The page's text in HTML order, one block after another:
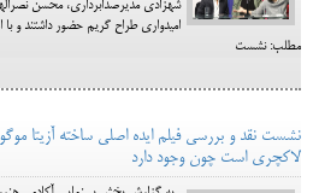
شهزادی مدیرصدابرداری، محسن
امیدواری طراح گریم حضور داشتند و
مطلب: نشست
نشست نقد و بررسی فیلم ایده اصلی ساخته آزیتا
لاکچری است چون وجود دارد